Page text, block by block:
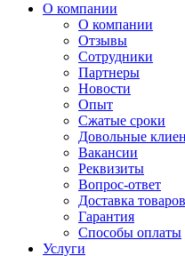
О компании
О компании
Отзывы
Сотрудники
Партнеры
Новости
Опыт
Сжатые сроки
Довольные
Вакансии
Реквизиты
Вопрос-ответ
Доставка товаров
Гарантия
Способы оплаты
Услуги